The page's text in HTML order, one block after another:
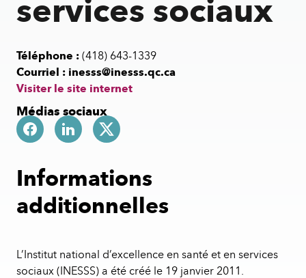
services sociaux
Téléphone : (418) 643-1339
Courriel : inesss@inesss.qc.ca
Visiter le site internet
Médias sociaux
Informations
additionnelles
L’Institut national d’excellence en santé et en services
sociaux (INESSS) a été créé le 19 janvier 2011.